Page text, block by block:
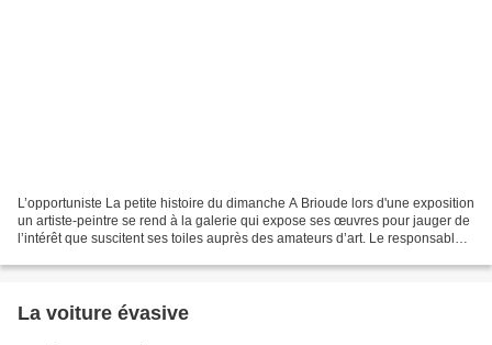
L’opportuniste La petite histoire du dimanche A Brioude lors d'une exposition
un artiste-peintre se rend à la galerie qui expose ses œuvres pour jauger de
l’intérêt que suscitent ses toiles auprès des amateurs d’art. Le responsable
La voiture évasive